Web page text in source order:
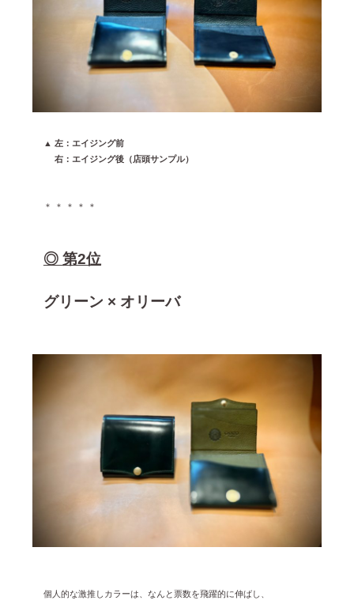
▲ 左：エイジング前
右：エイジング後（店頭サンプル）
＊ ＊ ＊ ＊ ＊
◎ 第2位
グリーン × オリーバ
個人的な激推しカラーは、なんと票数を飛躍的に伸ばし、